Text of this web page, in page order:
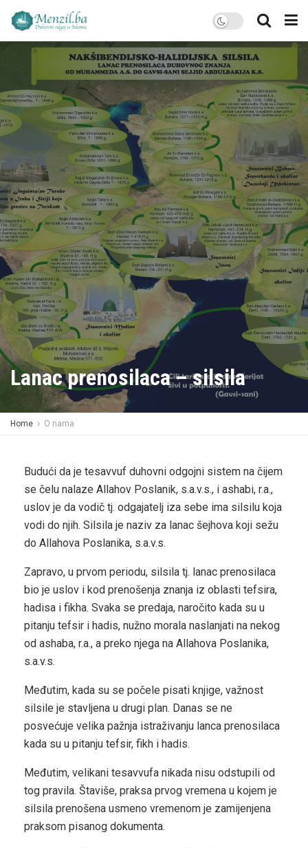
Lanac prenosilaca – silsila
Home O nama
Budući da je tesavvuf duhovni odgojni sistem na čijem
se čelu nalaze Allahov Poslanik, s.a.v.s., i ashabi, r.a.,
uslov je da vodič tj. odgajatelj iza sebe ima silsilu koja
vodi do njih. Silsila je naziv za lanac šejhova koji sežu
do Allahova Poslanika, s.a.v.s.
Zapravo, u prvom periodu, silsila tj. lanac prenosilaca
bio je uslov i kod prenošenja znanja iz oblasti tefsira,
hadisa i fikha. Svaka se predaja, naročito kada su u
pitanju tefsir i hadis, nužno morala naslanjati na nekog
od ashaba, r.a., a preko njega na Allahova Poslanika,
s.a.v.s.
Međutim, kada su se počele pisati knjige, važnost
silsile je stavljena u drugi plan. Danas se ne
posvećuje velika pažnja istraživanju lanca prenosilaca
kada su u pitanju tefsir, fikh i hadis.
Međutim, velikani tesavvufa nikada nisu odstupili od
tog pravila. Štaviše, praksa prvog vremena u kojem je
silsila prenošena usmeno vremenom je zamijenjena
praksom pisanog dokumenta.